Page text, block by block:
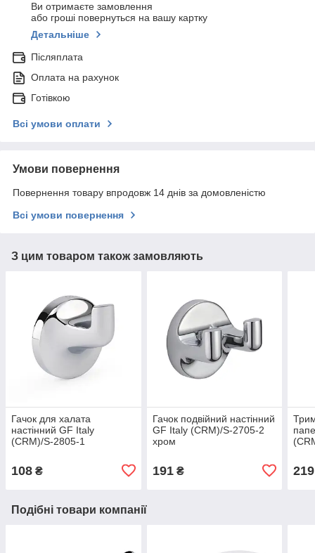
Ви отримаєте замовлення
або гроші повернуться на вашу картку
Детальніше
Післяплата
Оплата на рахунок
Готівкою
Всі умови оплати
Умови повернення
Повернення товару впродовж 14 днів за домовленістю
Всі умови повернення
З цим товаром також замовляють
Гачок для халата
настінний GF Italy
(CRM)/S-2805-1
108 ₴
Гачок подвійний настінний
GF Italy (CRM)/S-2705-2
хром
191₴ 219
Подібні товари компанії